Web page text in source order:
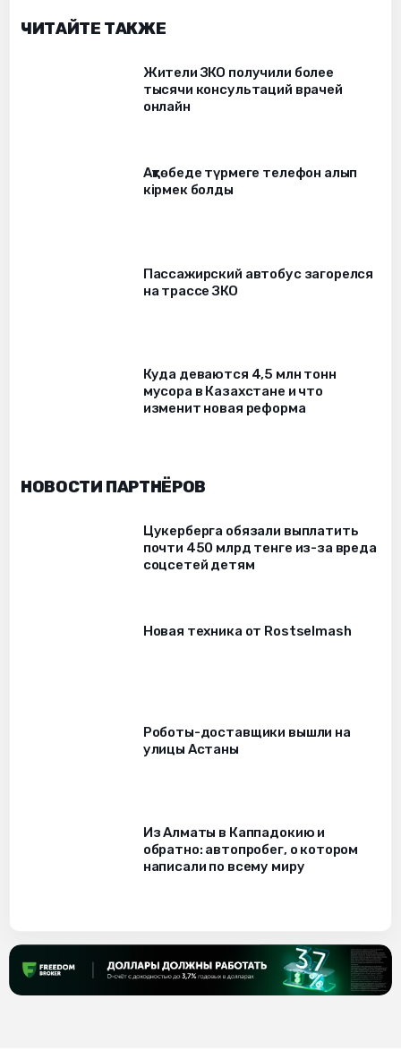
ЧИТАЙТЕ ТАКЖЕ
Жители ЗКО получили более
тысячи консультаций врачей
онлайн
Ақтөбеде түрмеге телефон алып
кірмек болды
Пассажирский автобус загорелся
на трассе ЗКО
Куда деваются 4,5 млн тонн
мусора в Казахстане и что
изменит новая реформа
НОВОСТИ ПАРТНЁРОВ
Цукерберга обязали выплатить
почти 450 млрд тенге из-за вреда
соцсетей детям
Новая техника от Rostselmash
Роботы-доставщики вышли на
улицы Астаны
Из Алматы в Каппадокию и
обратно: автопробег, о котором
написали по всему миру